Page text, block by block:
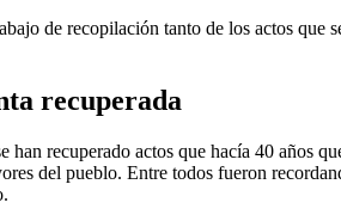
de recopilación tanto de los actos que
recuperada
han recuperado actos que hacía 40 años
del pueblo. Entre todos fueron